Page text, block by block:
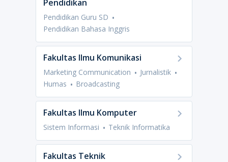
Pendidikan
Pendidikan Guru SD
Pendidikan Bahasa Inggris
Fakultas Ilmu Komunikasi
Marketing Communication
Jurnalistik
Humas
Broadcasting
Fakultas Ilmu Komputer
Sistem Informasi Teknik Informatika
Fakultas Teknik